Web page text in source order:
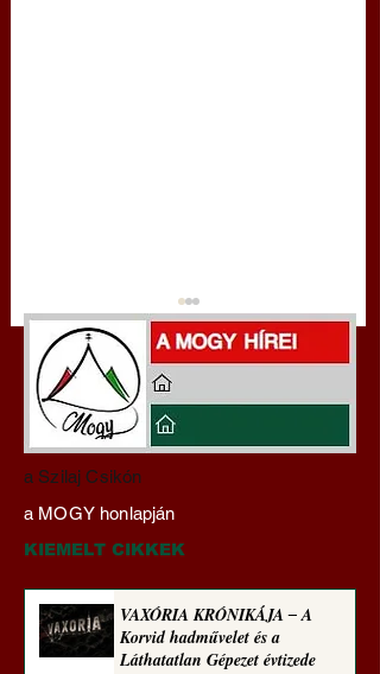
Darai Lajos:
Naplóbölcsességeim
(2024)
a Szilaj Csikón
a MOGY honlapján
KIEMELT CIKKEK
VAXÓRIA KRÓNIKÁJA ‒ A
Korvid hadművelet és a
Láthatatlan Gépezet évtizede